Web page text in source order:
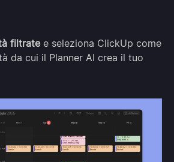
filtratee seleziona ClickUp come
da cui il Planner AI crea il tuo